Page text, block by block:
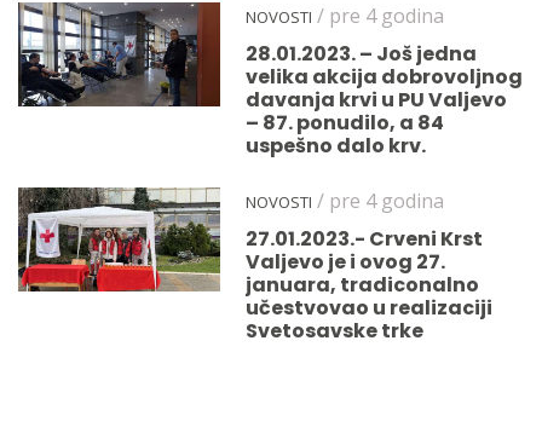
NOVOSTI / pre 4 godina
28.01.2023. – Još jedna
velika akcija dobrovoljnog
davanja krvi u PU Valjevo
– 87. ponudilo, a 84
uspešno dalo krv.
NOVOSTI / pre 4 godina
27.01.2023.- Crveni Krst
Valjevo je i ovog 27.
januara, tradiconalno
učestvovao u realizaciji
Svetosavske trke